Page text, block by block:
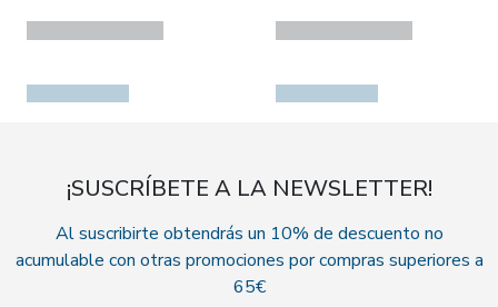
¡SUSCRÍBETE A LA NEWSLETTER!
Al suscribirte obtendrás un 10% de descuento no
acumulable con otras promociones por compras superiores a
65€